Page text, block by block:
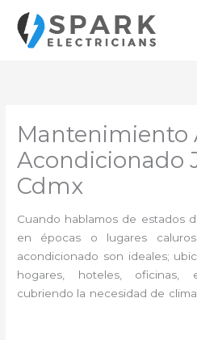
contenido
Mantenimiento
Acondicionado
Cdmx
Cuando hablamos de estados
en épocas o lugares
acondicionado son ideales;
hogares, hoteles, oficinas,
cubriendo la necesidad de